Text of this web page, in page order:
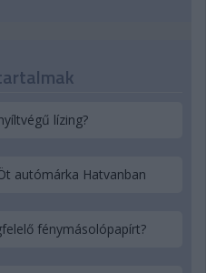
lízing?
autómárka Hatvanban
fénymásolópapírt?